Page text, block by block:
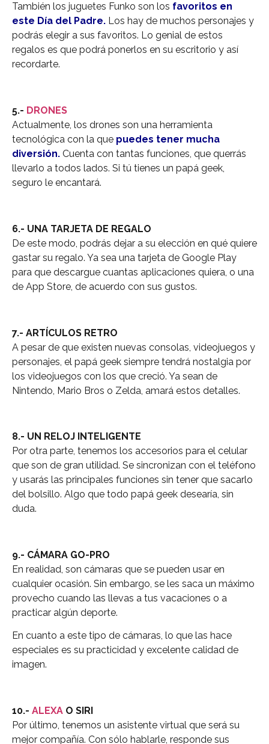
También los juguetes Funko son los favoritos en
este Día del Padre. Los hay de muchos personajes y
podrás elegir a sus favoritos. Lo genial de estos
regalos es que podrá ponerlos en su escritorio y así
recordarte.
5.- DRONES
Actualmente, los drones son una herramienta
tecnológica con la que puedes tener mucha
diversión. Cuenta con tantas funciones, que querrás
llevarlo a todos lados. Si tú tienes un papá geek,
seguro le encantará.
6.- UNA TARJETA DE REGALO
De este modo, podrás dejar a su elección en qué quiere
gastar su regalo. Ya sea una tarjeta de Google Play
para que descargue cuantas aplicaciones quiera, o una
de App Store, de acuerdo con sus gustos.
7.- ARTÍCULOS RETRO
A pesar de que existen nuevas consolas, videojuegos y
personajes, el papá geek siempre tendrá nostalgia por
los videojuegos con los que creció. Ya sean de
Nintendo, Mario Bros o Zelda, amará estos detalles.
8.- UN RELOJ INTELIGENTE
Por otra parte, tenemos los accesorios para el celular
que son de gran utilidad. Se sincronizan con el teléfono
y usarás las principales funciones sin tener que sacarlo
del bolsillo. Algo que todo papá geek desearía, sin
duda.
9.- CÁMARA GO-PRO
En realidad, son cámaras que se pueden usar en
cualquier ocasión. Sin embargo, se les saca un máximo
provecho cuando las llevas a tus vacaciones o a
practicar algún deporte.
En cuanto a este tipo de cámaras, lo que las hace
especiales es su practicidad y excelente calidad de
imagen.
10.- ALEXA O SIRI
Por último, tenemos un asistente virtual que será su
mejor compañía. Con sólo hablarle, responde sus